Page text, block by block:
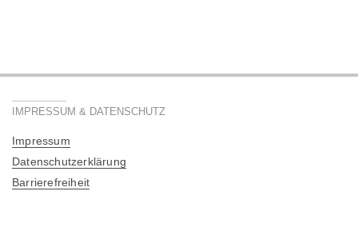
IMPRESSUM & DATENSCHUTZ
Impressum
Datenschutzerklärung
Barrierefreiheit